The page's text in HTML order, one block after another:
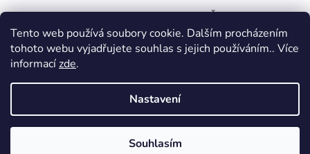
Tento web používá soubory cookie. Dalším procházením
tohoto webu vyjadřujete souhlas s jejich používáním.. Více
informacízde.
Nastavení
Souhlasím
Vytvořil Shoptet&PekneWeby
Provozovatel e-shopu: Hilby CZ s.r.o., IČ: 27467317, se
sídlem Soukenická 2082/7,11000 Praha 1 – Nové
Město.
Společnost je zapsána u Městského soudu v Praze -